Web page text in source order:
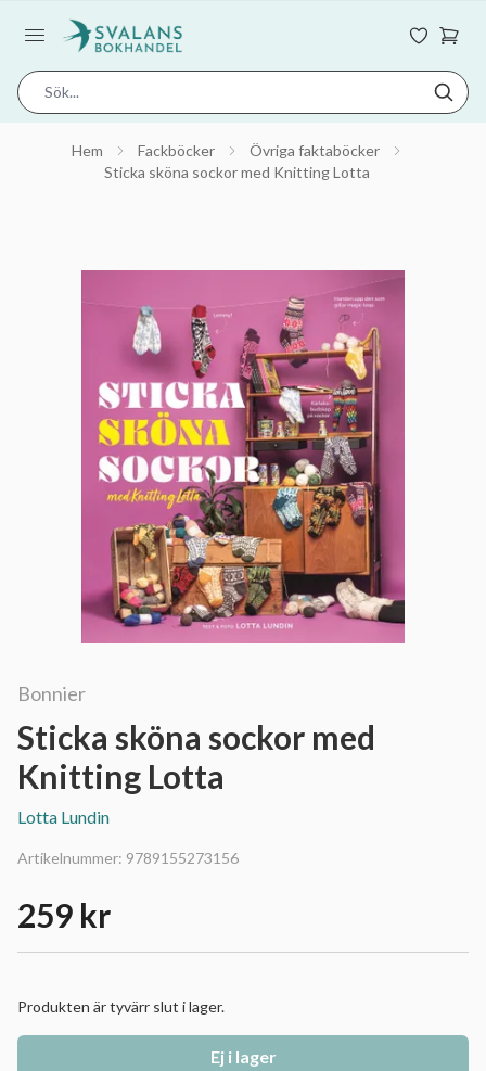
Hem Fackböcker
Övriga faktaböcker
Sticka sköna sockor med Knitting Lotta
Bonnier
Sticka sköna sockor med
Knitting Lotta
Lotta Lundin
Artikelnummer: 9789155273156
259 kr
Produkten är tyvärr slut i lager.
Ej i lager